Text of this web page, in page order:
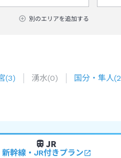
別のエリアを追加する
(3) 湧水(0) 国分・隼人(2
新幹線・JR付きプラン